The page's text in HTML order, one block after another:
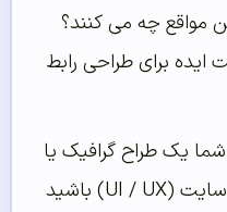
مواقع چه می کنند؟
ایده برای طراحی رابط
یک طراح گرافیک یا
حتی متخصص رابط کاربری وب‌سایت (UI / UX) باشید